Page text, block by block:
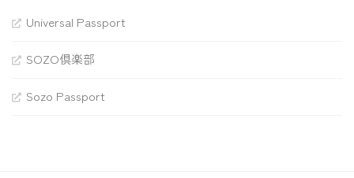
Universal Passport
SOZO倶楽部
Sozo Passport